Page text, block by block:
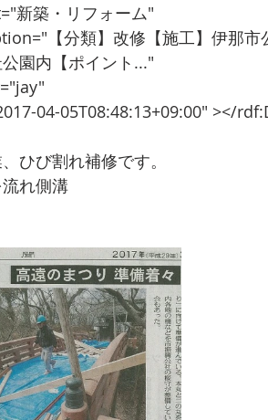
新築・リフォーム"
園内【ポイント..."
04-05T08:48:13+09:00" ></
ひび割れ補修です。　　　　　
れ側溝